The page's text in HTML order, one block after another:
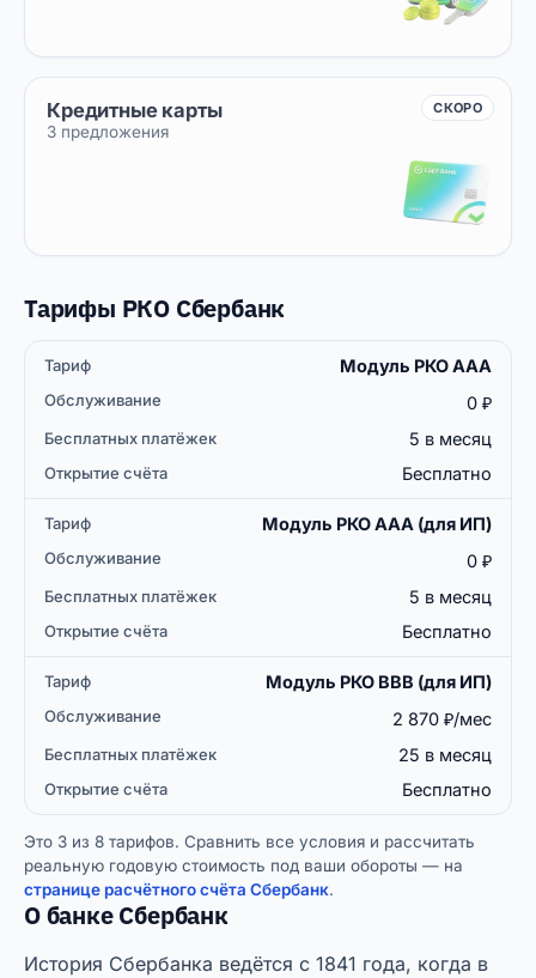
Кредитные карты
3 предложения
СКОРО
Тарифы РКО Сбербанк
Бесплатных
Открытие
Модуль РКО ААА
0 ₽
5 в месяц
Бесплатно
Модуль РКО ААА (для ИП)
0 ₽
5 в месяц
Бесплатно
Модуль РКО ВВВ (для ИП)
2 870 ₽/мес
25 в месяц
Бесплатно
Это 3 из 8 тарифов. Сравнить все условия и рассчитать
реальную годовую стоимость под ваши обороты — на
странице расчётного счёта Сбербанк.
О банке Сбербанк
История Сбербанка ведётся с 1841 года, когда в